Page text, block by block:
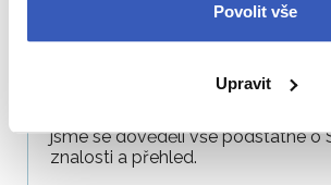
Povolit vše
Upravit
Jako vždy se všemi Vašimi
jsme se dověděli vše podstatné o
znalosti a přehled.